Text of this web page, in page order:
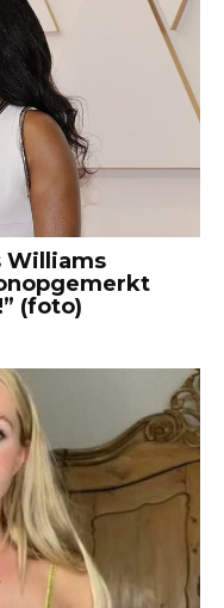
Williams
(foto)